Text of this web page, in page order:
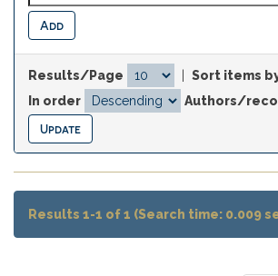
Results/Page
Sort items
In order
Authors/
Results 1-1 of 1 (Search time: 0.009